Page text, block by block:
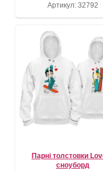
Артикул: 32792
Парні толстовки
сноуборд